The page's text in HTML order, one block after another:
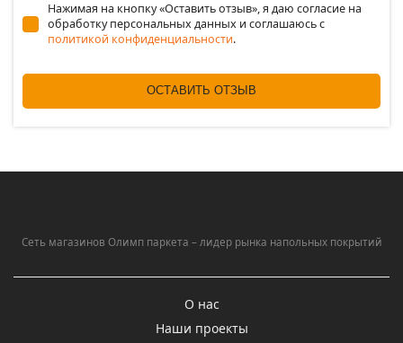
Нажимая на кнопку «Оставить отзыв», я даю согласие на
обработку персональных данных и соглашаюсь c
политикой конфиденциальности.
ОСТАВИТЬ ОТЗЫВ
Сеть магазинов Олимп паркета – лидер рынка напольных покрытий
О нас
Наши проекты